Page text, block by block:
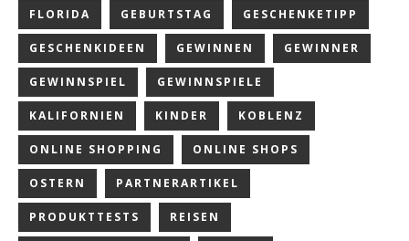
FLORIDA GEBURTSTAG GESCHENKETIPP
GESCHENKIDEEN GEWINNEN GEWINNER
GEWINNSPIEL GEWINNSPIELE
KALIFORNIEN KINDER KOBLENZ
ONLINE SHOPPING ONLINE SHOPS
OSTERN PARTNERARTIKEL
PRODUKTTESTS REISEN